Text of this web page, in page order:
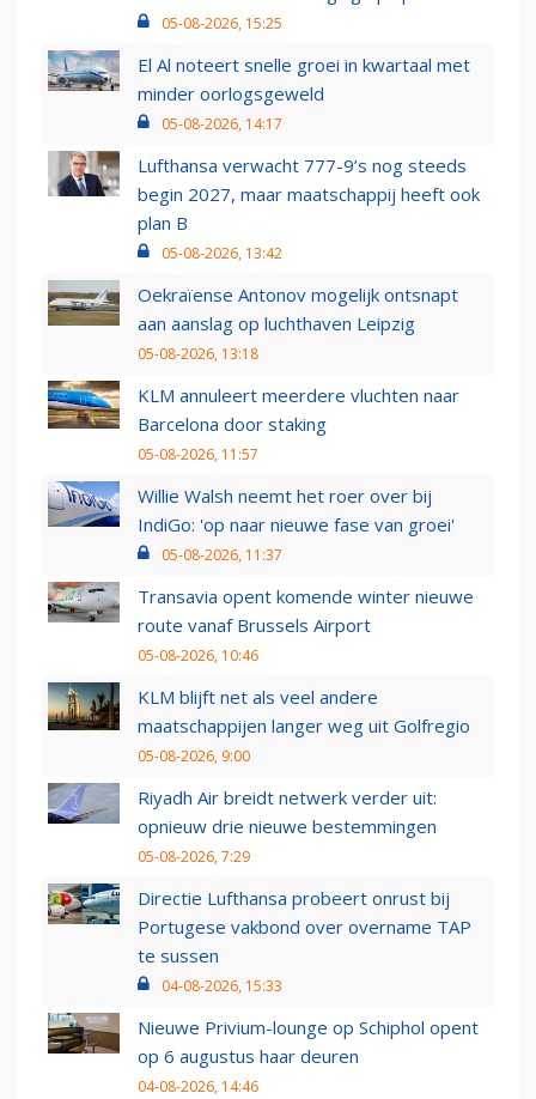
05-08-2026, 15:25
El Al noteert snelle groei in kwartaal met
minder oorlogsgeweld
05-08-2026, 14:17
Lufthansa verwacht 777-9’s nog steeds
begin 2027, maar maatschappij heeft ook
plan B
05-08-2026, 13:42
Oekraïense Antonov mogelijk ontsnapt
aan aanslag op luchthaven Leipzig
05-08-2026, 13:18
KLM annuleert meerdere vluchten naar
Barcelona door staking
05-08-2026, 11:57
Willie Walsh neemt het roer over bij
IndiGo: 'op naar nieuwe fase van groei'
05-08-2026, 11:37
Transavia opent komende winter nieuwe
route vanaf Brussels Airport
05-08-2026, 10:46
KLM blijft net als veel andere
maatschappijen langer weg uit Golfregio
05-08-2026, 9:00
Riyadh Air breidt netwerk verder uit:
opnieuw drie nieuwe bestemmingen
05-08-2026, 7:29
Directie Lufthansa probeert onrust bij
Portugese vakbond over overname TAP
te sussen
04-08-2026, 15:33
Nieuwe Privium-lounge op Schiphol opent
op 6 augustus haar deuren
04-08-2026, 14:46